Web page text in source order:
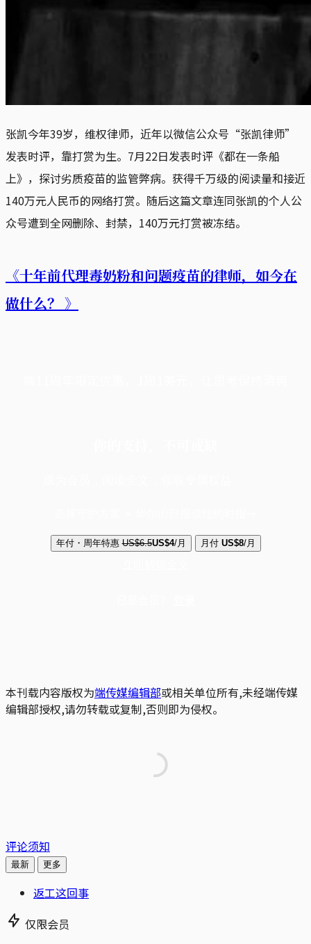
张凯今年39岁，维权律师，近年以微信公众号“张凯律师”
发表时评，靠打赏为生。7月22日发表时评《都在一条船
上》，探讨劣质疫苗的监管弊病。获得千万级的阅读量和接近
140万元人民币的网络打赏。随后这篇文章连同张凯的个人公
众号遭到全网删除、封禁，140万元打赏被冻结。
《十年前代理毒奶粉和问题疫苗的律师，如今在
做什么？ 》
年付・周年特惠 US$6.5US$4/月 月付 US$8/月
本刊载内容版权为端传媒编辑部或相关单位所有,未经端传媒
编辑部授权,请勿转载或复制,否则即为侵权。
评论须知
最新 更多
返工这回事
仅限会员